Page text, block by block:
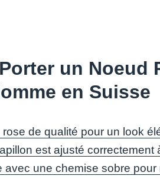
un Noeud
en Suisse
de qualité pour un look
est ajusté correctement
une chemise sobre